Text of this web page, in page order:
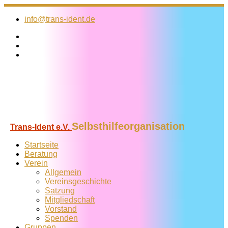
Zum
Inhalt
info@trans-ident.de
Trans-Ident e.V. Selbsthilfeorganisation
Startseite
Beratung
Verein
Allgemein
Vereins­geschichte
Satzung
Mitglied­schaft
Vorstand
Spenden